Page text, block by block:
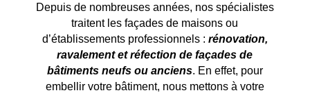
Depuis de nombreuses années, nos spécialistes
traitent les façades de maisons ou
d’établissements professionnels : rénovation,
ravalement et réfection de façades de
bâtiments neufs ou anciens. En effet, pour
embellir votre bâtiment, nous mettons à votre